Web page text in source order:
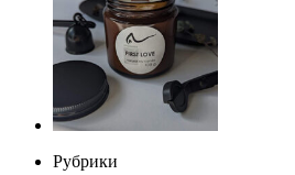
Рубрики